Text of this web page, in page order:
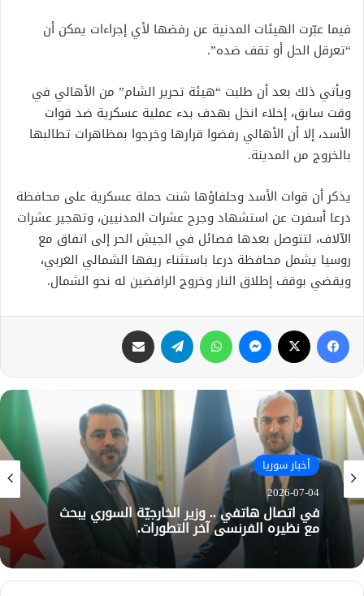
فيما عبّرت الهيئات المدنية عن رفضها لأي إجراءات يمكن أن
“تعرقل الحل أو تقف ضده”.
ويأتي ذلك بعد أن طلبت “هيئة تحرير الشام” من الأهالي في
وقت سابق، إخلاء انخل بهدف بدء عملية عسكرية ضد قوات
الأسد، إلا أن الأهالي رفضوا قرارها وخرجوا بمظاهرات تطالبها
بالخروج من المدينة.
يذكر أن قوات الأسد وحلفاؤها شنت حملة عسكرية على محافظة
درعا أسفرت عن استشهاد وجرح عشرات المدنيين، وتهجير عشرات
الآلاف، لتتوصل بعدها فصائل في الجيش الحر إلى اتفاق مع
روسيا يشمل محافظة درعا باستثناء ريفها الشمالي الغربي،
ويقضي بوقف إطلاق النار وخروج الرافضين له نحو الشمال.
فيسبوك ماسنجر واتساب تيلقرام
أخبار سوريا
2026-07-04
في اتصال هاتفي .. وزير الخارجيّة السوري يبحث
مع نظيره الفرنسي آخر التطورات.